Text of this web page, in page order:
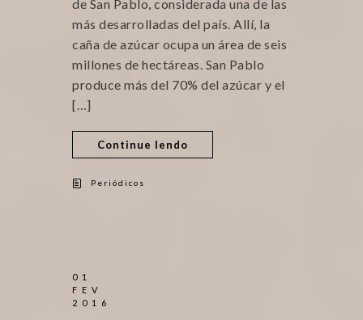
de San Pablo, considerada una de las
más desarrolladas del país. Allí, la
caña de azúcar ocupa un área de seis
millones de hectáreas. San Pablo
produce más del 70% del azúcar y el
[…]
Continue lendo
Periódicos
01
FEV
2016